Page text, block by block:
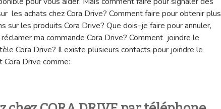
les achats chez Cora Drive? Comment faire pour obtenir plus
sur les produits Cora Drive? Que dois-je faire pour annuler,
ma commande Cora Drive? Comment joindre le
Cora Drive? Il existe plusieurs contacts pour joindre le
Cora Drive comme: